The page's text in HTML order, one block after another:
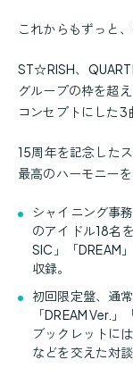
これからもずっと
ST☆RISH、
グループの枠を超
コンセプトにした3
15周年を記念した
最高のハーモニー
シャイニング事
のアイドル18名
SIC」「DREAM
収録。
初回限定盤、通
「DREAM Ver.
ブックレットに
などを交えた対